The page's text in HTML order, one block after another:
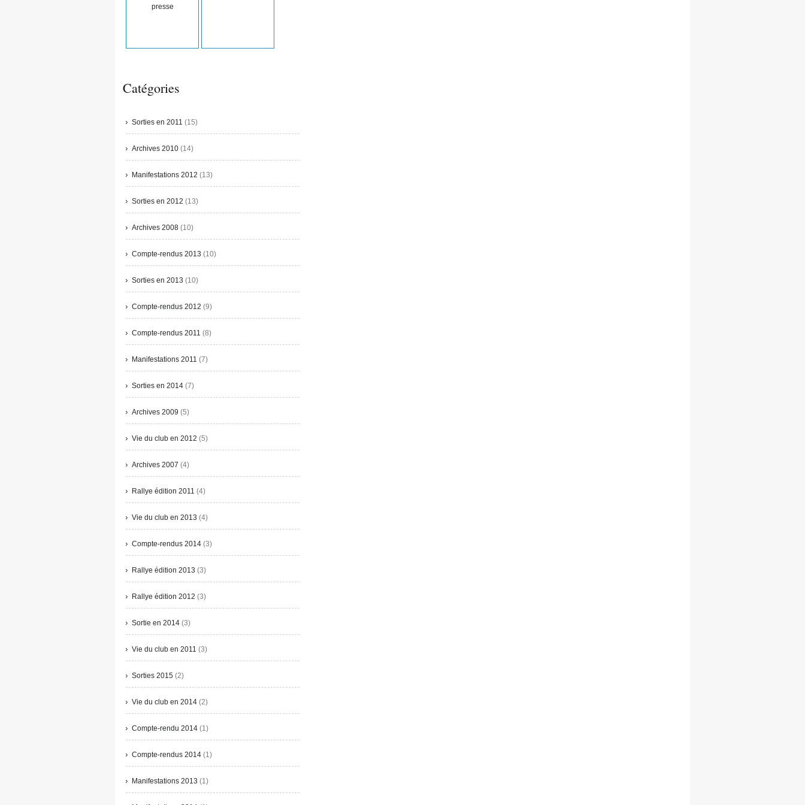
presse
Catégories
Sorties en 2011 (15)
Archives 2010 (14)
Manifestations 2012 (13)
Sorties en 2012 (13)
Archives 2008 (10)
Compte-rendus 2013 (10)
Sorties en 2013 (10)
Compte-rendus 2012 (9)
Compte-rendus 2011 (8)
Manifestations 2011 (7)
Sorties en 2014 (7)
Archives 2009 (5)
Vie du club en 2012 (5)
Archives 2007 (4)
Rallye édition 2011 (4)
Vie du club en 2013 (4)
Compte-rendus 2014 (3)
Rallye édition 2013 (3)
Rallye édition 2012 (3)
Sortie en 2014 (3)
Vie du club en 2011 (3)
Sorties 2015 (2)
Vie du club en 2014 (2)
Compte-rendu 2014 (1)
Compte-rendus 2014 (1)
Manifestations 2013 (1)